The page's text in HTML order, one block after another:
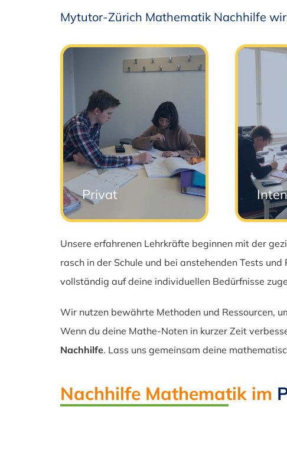
Mytutor-Zürich Mathematik Nachhilfe
Privat
Unsere erfahrenen Lehrkräfte beginnen mit der
rasch in der Schule und bei anstehenden Tests
vollständig auf deine individuellen Bedürfnisse
Wir nutzen bewährte Methoden und Ressourcen,
Wenn du deine Mathe-Noten in kurzer Zeit
Nachhilfe. Lass uns gemeinsam deine
Nachhilfe Mathematik im